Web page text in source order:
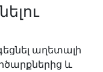
աղետալի
և